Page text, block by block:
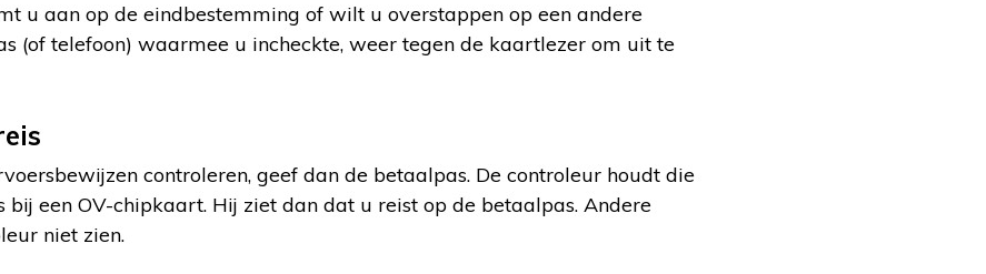
u aan op de eindbestemming of wilt u overstappen op een andere
(of telefoon) waarmee u incheckte, weer tegen de kaartlezer om uit te
controleren, geef dan de betaalpas. De controleur houdt die
bij een OV-chipkaart. Hij ziet dan dat u reist op de betaalpas. Andere
niet zien.